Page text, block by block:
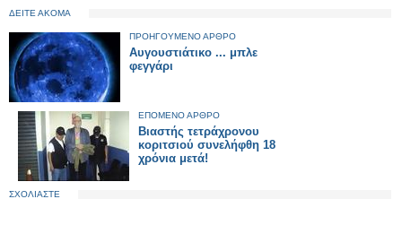
ΔΕΙΤΕ ΑΚΟΜΑ
ΠΡΟΗΓΟΥΜΕΝΟ ΑΡΘΡΟ
Αυγουστιάτικο ... μπλε
φεγγάρι
ΕΠΟΜΕΝΟ ΑΡΘΡΟ
Βιαστής τετράχρονου
κοριτσιού συνελήφθη 18
χρόνια μετά!
ΣΧΟΛΙΑΣΤΕ